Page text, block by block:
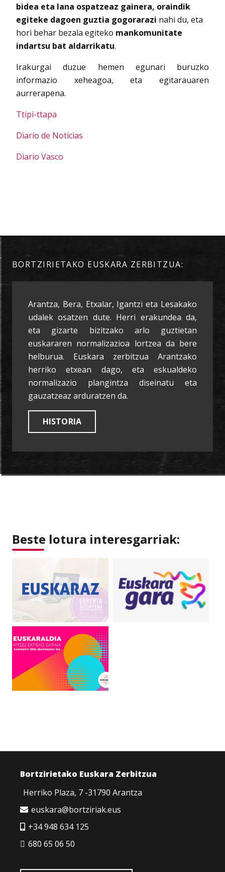
bidea eta lana ospatzeaz gainera, oraindik
egiteke dagoen guztia gogorarazi nahi du, eta
hori behar bezala egiteko mankomunitate
indartsu bat aldarrikatu.
Irakurgai duzue hemen egunari buruzko
informazio xeheagoa, eta egitarauaren
aurrerapena.
Ttipi-ttapa
Diario de Noticias
Diario Vasco
BORTZIRIETAKO EUSKARA ZERBITZUA:
Arantza, Bera, Etxalar, Igantzi eta Lesakako
udalek osatzen dute. Herri erakundea da,
eta gizarte bizitzako arlo guztietan
euskararen normalizazioa lortzea da bere
helburua. Euskara zerbitzua Arantzako
herriko etxean dago, eta eskualdeko
normalizazio plangintza diseinatu eta
gauzatzeaz arduratzen da.
HISTORIA
Beste lotura interesgarriak:
Bortzirietako Euskara Zerbitzua
Herriko Plaza, 7 -31790 Arantza
euskara@bortziriak.eus
+34 948 634 125
680 65 06 50